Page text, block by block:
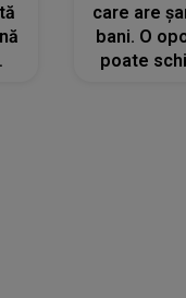
care are
bani. O
poate